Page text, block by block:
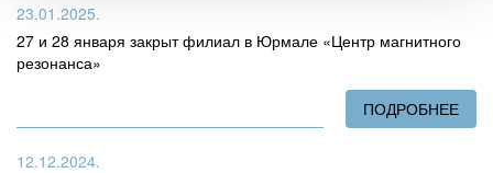
23.01.2025.
27 и 28 января закрыт филиал в Юрмале «Центр магнитного
резонанса»
ПОДРОБНЕЕ
12.12.2024.